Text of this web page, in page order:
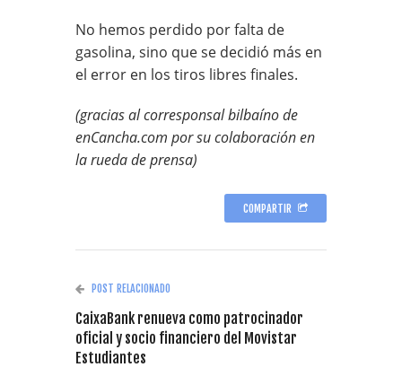
No hemos perdido por falta de
gasolina, sino que se decidió más en
el error en los tiros libres finales.
(gracias al corresponsal bilbaíno de
enCancha.com por su colaboración en
la rueda de prensa)
COMPARTIR
POST RELACIONADO
CaixaBank renueva como patrocinador
oficial y socio financiero del Movistar
Estudiantes